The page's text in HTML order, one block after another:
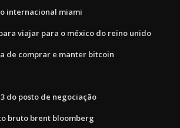
internacional miami
viajar para o méxico do reino unido
de comprar e manter bitcoin
do posto de negociação
bruto brent bloomberg